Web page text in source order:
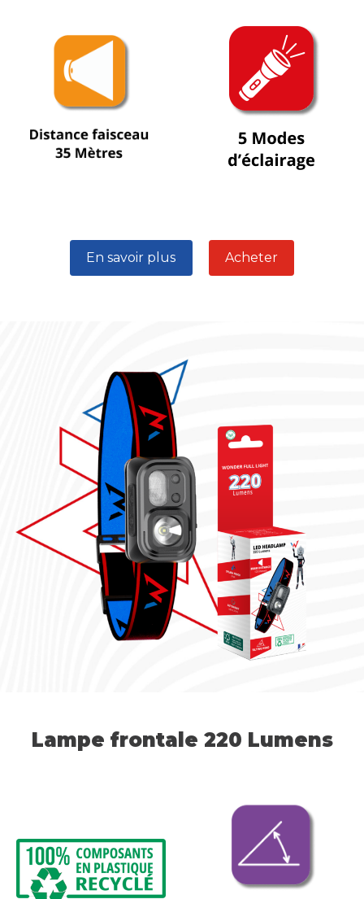
En savoir plus Acheter
Lampe frontale 220 Lumens